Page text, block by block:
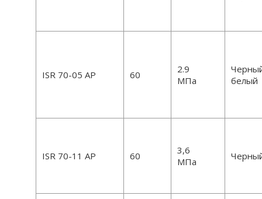
ISR 70-05 AP 60
2.9
МПа
белый
ISR 70-11 АР 60
3,6
МПа